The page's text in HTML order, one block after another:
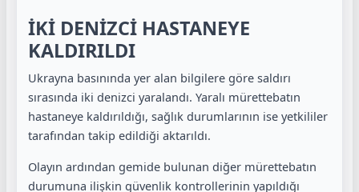
İKİ DENİZCİ HASTANEYE
KALDIRILDI
Ukrayna basınında yer alan bilgilere göre saldırı
sırasında iki denizci yaralandı. Yaralı mürettebatın
hastaneye kaldırıldığı, sağlık durumlarının ise yetkililer
tarafından takip edildiği aktarıldı.
Olayın ardından gemide bulunan diğer mürettebatın
durumuna ilişkin güvenlik kontrollerinin yapıldığı